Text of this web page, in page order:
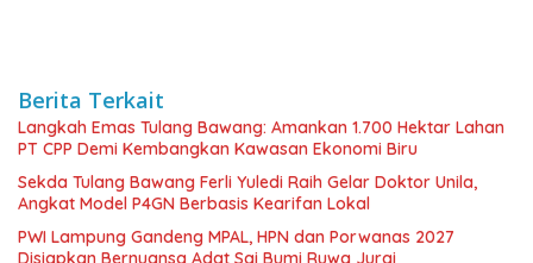
Berita Terkait
Langkah Emas Tulang Bawang: Amankan 1.700 Hektar Lahan
PT CPP Demi Kembangkan Kawasan Ekonomi Biru
Sekda Tulang Bawang Ferli Yuledi Raih Gelar Doktor Unila,
Angkat Model P4GN Berbasis Kearifan Lokal
PWI Lampung Gandeng MPAL, HPN dan Porwanas 2027
Disiapkan Bernuansa Adat Sai Bumi Ruwa Jurai